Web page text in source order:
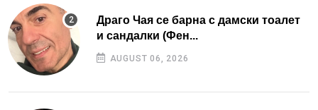
Драго Чая се барна с дамски тоалет
и сандалки (Фен...
AUGUST 06, 2026